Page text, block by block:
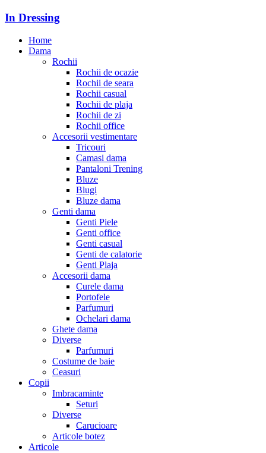
In Dressing
Home
Dama
Rochii
Rochii de ocazie
Rochii de seara
Rochii casual
Rochii de plaja
Rochii de zi
Rochii office
Accesorii vestimentare
Tricouri
Camasi dama
Pantaloni Trening
Bluze
Blugi
Bluze dama
Genti dama
Genti Piele
Genti office
Genti casual
Genti de calatorie
Genti Plaja
Accesorii dama
Curele dama
Portofele
Parfumuri
Ochelari dama
Ghete dama
Diverse
Parfumuri
Costume de baie
Ceasuri
Copii
Imbracaminte
Seturi
Diverse
Carucioare
Articole botez
Articole